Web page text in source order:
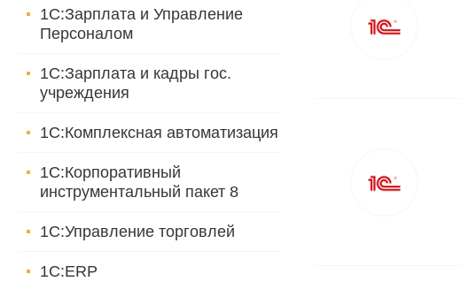
1С:Зарплата и Управление
Персоналом
1С:Зарплата и кадры гос.
учреждения
1С:Комплексная автоматизация
1С:Корпоративный
инструментальный пакет 8
1С:Управление торговлей
1С:ERP